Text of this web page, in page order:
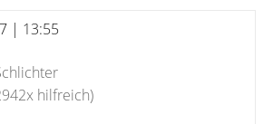
| 13:55
hilfreich)